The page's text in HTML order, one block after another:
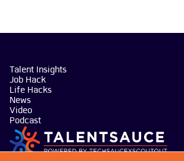
Talent Insights
Job Hack
Life Hacks
News
Video
Podcast